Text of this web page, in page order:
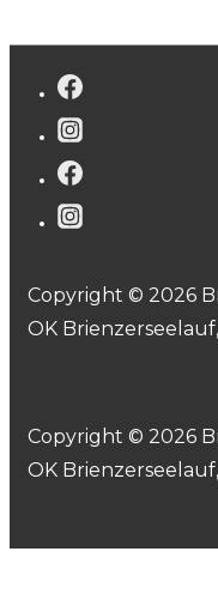
Copyright © 2026
OK
Copyright © 2026
OK